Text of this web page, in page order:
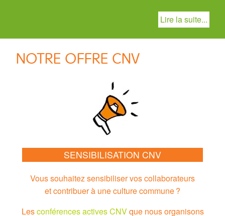
Lire la suite...
NOTRE OFFRE CNV
SENSIBILISATION CNV
Vous souhaitez sensibiliser vos collaborateurs
et contribuer à une culture commune ?
Lesconférences actives CNVque nous organisons